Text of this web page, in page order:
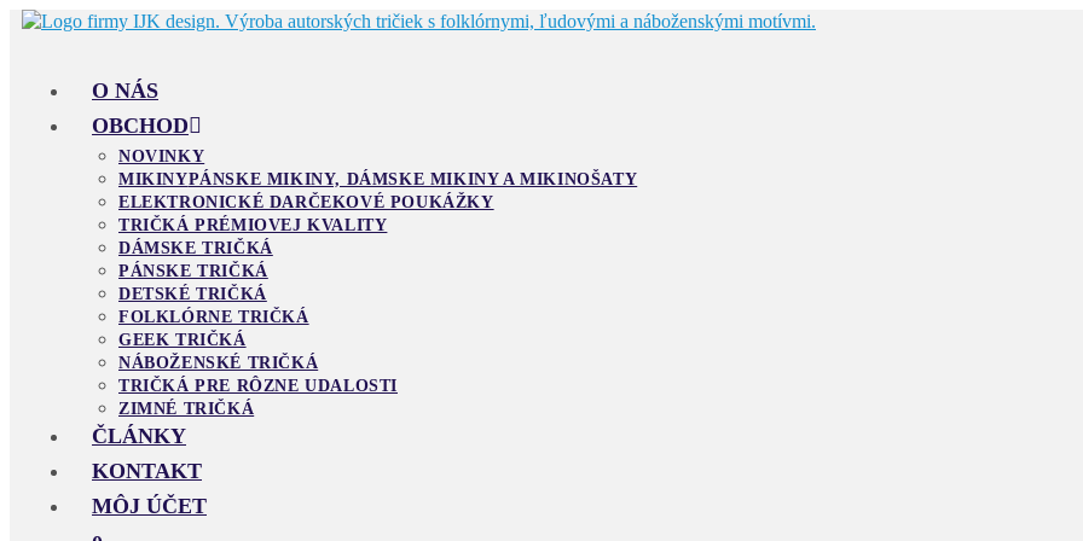
Skip
O NÁS
OBCHOD
NOVINKY
MIKINYPÁNSKE MIKINY, DÁMSKE MIKINY A MIKINOŠATY
ELEKTRONICKÉ DARČEKOVÉ POUKÁŽKY
TRIČKÁ PRÉMIOVEJ KVALITY
DÁMSKE TRIČKÁ
PÁNSKE TRIČKÁ
DETSKÉ TRIČKÁ
FOLKLÓRNE TRIČKÁ
GEEK TRIČKÁ
NÁBOŽENSKÉ TRIČKÁ
TRIČKÁ PRE RÔZNE UDALOSTI
ZIMNÉ TRIČKÁ
ČLÁNKY
KONTAKT
MÔJ ÚČET